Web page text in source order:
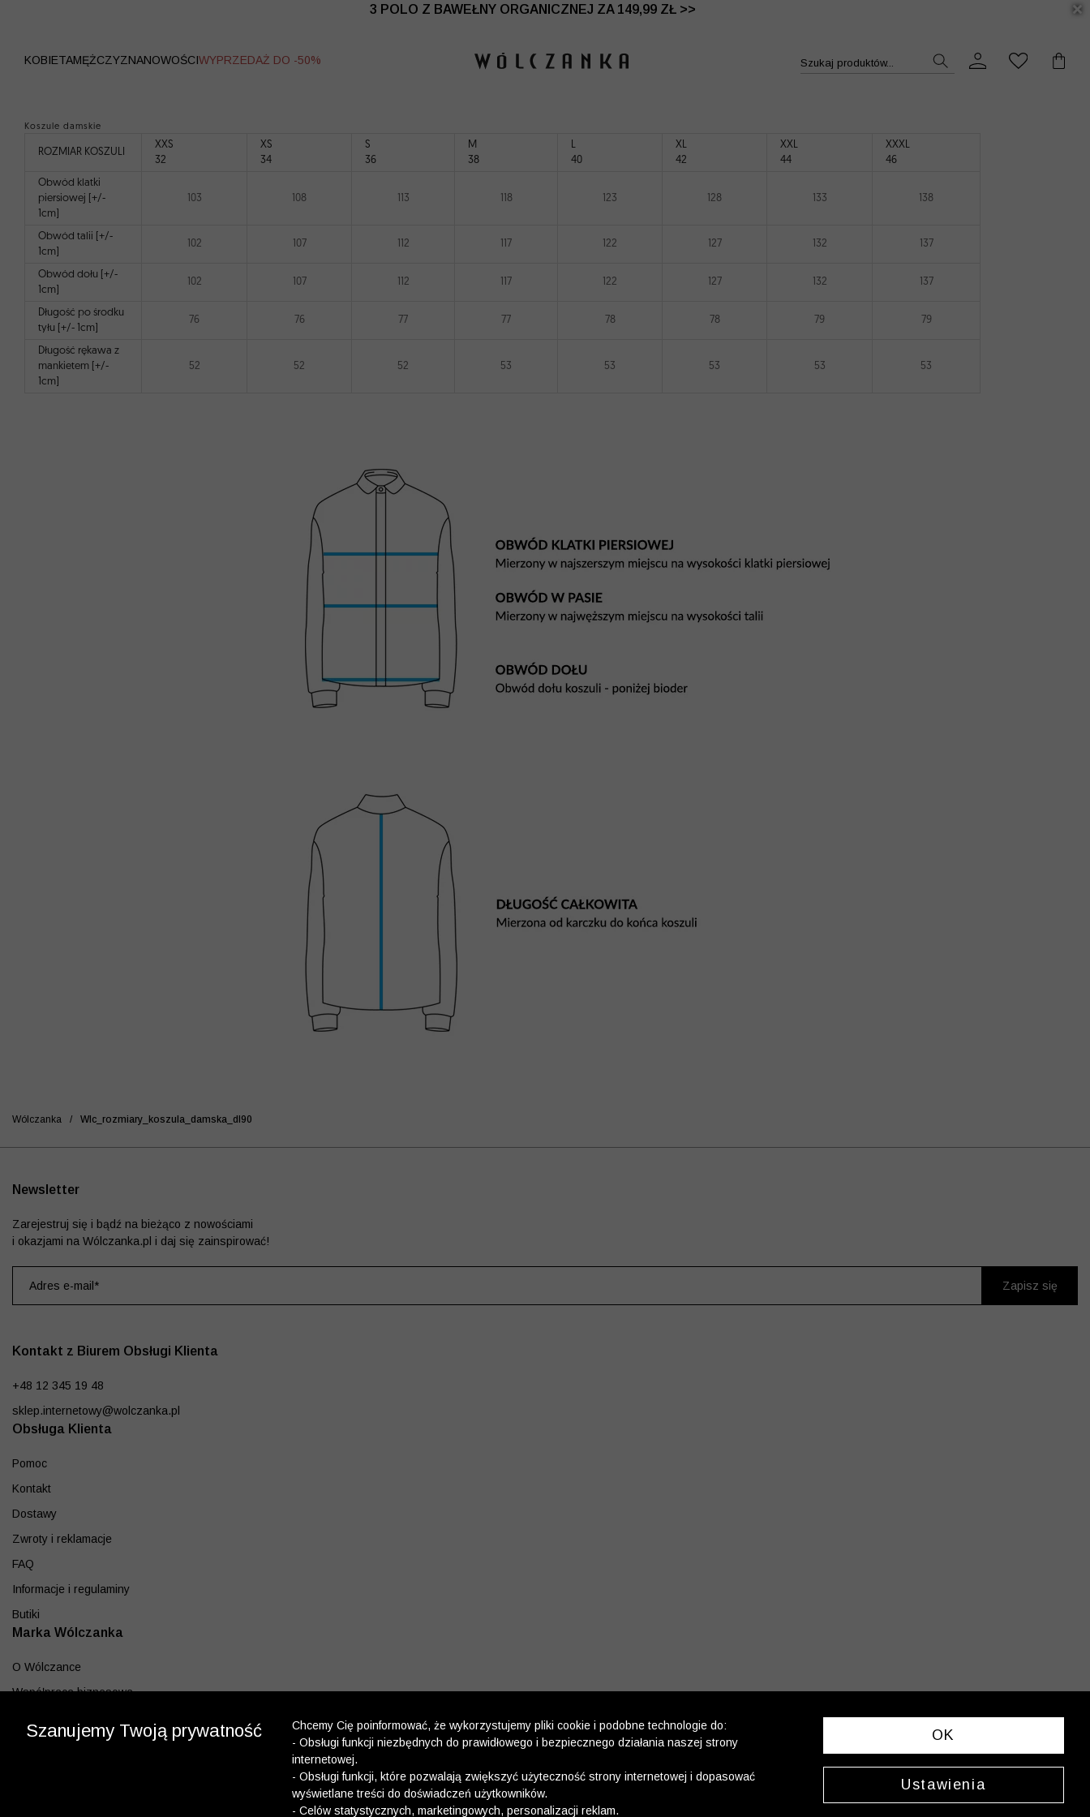
3 POLO Z BAWEŁNY ORGANICZNEJ ZA 149,99 ZŁ >>
WYPRZEDAŻ DO -50% | DODATKOWE -30% NA DRUGI I TRZECI PRODUKT >>
KOBIETAMĘŻCZYZNANOWOŚCIWYPRZEDAŻ DO -50% Szukaj produktów...
Koszule damskie
ROZMIAR KOSZULI
XXS
32
XS
34
S
36
M
38
L
40
XL
42
XXL
44
XXXL
46
Obwód klatki
piersiowej [+/-
1cm]
103 108 113 118 123 128 133 138
Obwód talii [+/-
1cm]
102 107 112 117 122 127 132 137
Obwód dołu [+/-
1cm]
102 107 112 117 122 127 132 137
Długość po środku
tyłu [+/- 1cm]
76 76 77 77 78 78 79 79
Długość rękawa z
mankietem [+/-
1cm]
52 52 52 53 53 53 53 53
Wólczanka / Wlc_rozmiary_koszula_damska_dl90
Kontakt z Biurem Obsługi Klienta
+48 12 345 19 48
sklep.internetowy@wolczanka.pl
Obsługa Klienta
Pomoc
Kontakt
Dostawy
Zwroty i reklamacje
FAQ
Informacje i regulaminy
Butiki
Marka Wólczanka
O Wólczance
Współpraca biznesowa
Program lojalnościowy
Newsletter
Zarejestruj się i bądź na bieżąco z nowościami
i okazjami na Wólczanka.pl i daj się zainspirować!
Szanujemy Twoją prywatność
Chcemy Cię poinformować, że wykorzystujemy pliki cookie i podobne technologie do:
- Obsługi funkcji niezbędnych do prawidłowego i bezpiecznego działania naszej strony
internetowej.
- Obsługi funkcji, które pozwalają zwiększyć użyteczność strony internetowej i dopasować
wyświetlane treści do doświadczeń użytkowników.
- Celów statystycznych, marketingowych, personalizacji reklam.
OK
Ustawienia